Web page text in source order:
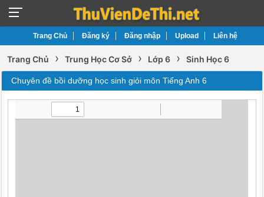
Trang Chủ Đăng ký Đăng nhập Upload Liên hệ
Trang Chủ › Trung Học Cơ Sở › Lớp 6 › Sinh Học 6
Chuyên đề bồi dưỡng học sinh giỏi môn Tiếng Anh 6